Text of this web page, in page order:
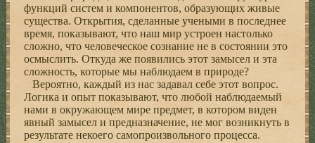
функций систем и компонентов, образующих живые
существа. Открытия, сделанные учеными в последнее
время, показывают, что наш мир устроен настолько
сложно, что человеческое сознание не в состоянии это
осмыслить. Откуда же появились этот замысел и эта
сложность, которые мы наблюдаем в природе?
Вероятно, каждый из нас задавал себе этот вопрос.
Логика и опыт показывают, что любой наблюдаемый
нами в окружающем мире предмет, в котором виден
явный замысел и предназначение, не мог возникнуть в
результате некоего самопроизвольного процесса.